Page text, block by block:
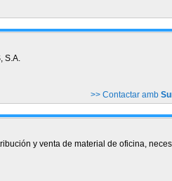
S.A.
>> Contactar amb
y venta de material de oficina,